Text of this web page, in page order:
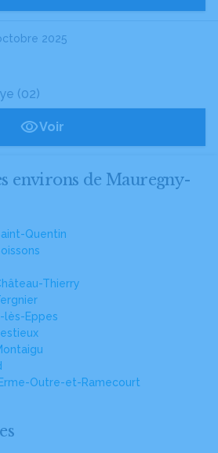
2025
(02)
Voir
environs de Mauregny-
Quentin
Thierry
lès-Eppes
Outre-et-Ramecourt